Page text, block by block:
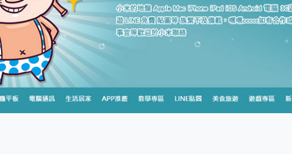
小朋友才做選擇 投影機 RGB藍牙音響 氛圍情境燈 我通通都要！
式生活新體驗
外型超吸晴~ 給您絕佳操控體驗 GravaStar Mercury K1 系列 異星機械
開箱~變身「蜘蛛人」椅子軍師！MSI MPG 491CQP QD-OLED 超寬
iPhone 17 系列 有認證的防護來囉！ imos 首家導入 UL MCV 行銷宣告
DJI Osmo Pocket 3 爽爽帶回家 歡慶 EaseUS 21 週年到來，「Slogan
小巧好吸不擋鏡頭 有Qi2認證的 ONPRO MagReact MXs2 5000mAh薄
會走動的冷暖氣 SONY REON POCKET PRO 穿戴式智慧冷暖調溫裝置 開
超好用的 PLAUD NotePin AI 智慧錄音膠囊~ 您的AI 秘書已上線 每月
COMPUTEX 2025 來囉！AGI亞奇雷 AI・Gaming・創作儲存方案登場